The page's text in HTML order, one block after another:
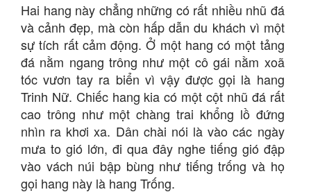
Hai hang này chẳng những có rất nhiều nhũ đá
và cảnh đẹp, mà còn hấp dẫn du khách vì một
sự tích rất cảm động. Ở một hang có một tảng
đá nằm ngang trông như một cô gái nằm xoã
tóc vươn tay ra biển vì vậy được gọi là hang
Trinh Nữ. Chiếc hang kia có một cột nhũ đá rất
cao trông như một chàng trai khổng lồ đứng
nhìn ra khơi xa. Dân chài nói là vào các ngày
mưa to gió lớn, đi qua đây nghe tiếng gió đập
vào vách núi bập bùng như tiếng trống và họ
gọi hang này là hang Trống.